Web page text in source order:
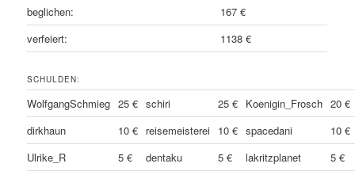
beglichen:
167 €
verfeiert:
1138 €
SCHULDEN:
WolfgangSchmieg 25 € schiri 25 € Koenigin_Frosch 20 €
dirkhaun
10 € reisemeisterei 10 € spacedani
10 €
Ulrike_R
5 € dentaku 5 € lakritzplanet
5 €